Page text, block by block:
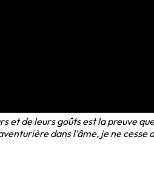
et de leurs goûts est la preuve
dans l'âme, je ne